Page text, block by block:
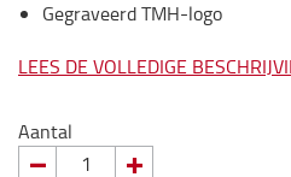
Gegraveerd TMH-logo
LEES DE VOLLEDIGE
Aantal